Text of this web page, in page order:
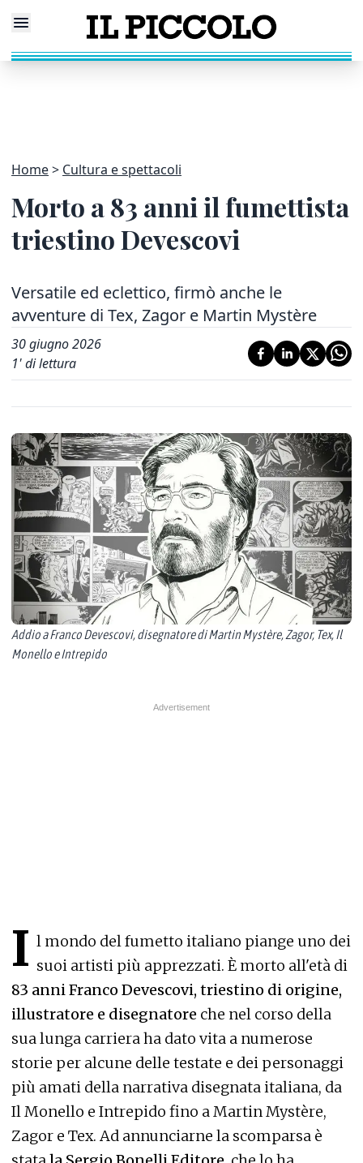
Home Cultura e spettacoli
Morto a 83 anni il fumettista
triestino Devescovi
Versatile ed eclettico, firmò anche le
avventure di Tex, Zagor e Martin Mystère
30 giugno 2026
1' di lettura
Addio a Franco Devescovi, disegnatore di Martin Mystère, Zagor, Tex, Il
Monello e Intrepido
I l mondo del fumetto italiano piange uno dei
suoi artisti più apprezzati. È morto all'età di
83 anni Franco Devescovi, triestino di origine,
illustratore e disegnatore che nel corso della
sua lunga carriera ha dato vita a numerose
storie per alcune delle testate e dei personaggi
più amati della narrativa disegnata italiana, da
Il Monello e Intrepido fino a Martin Mystère,
Zagor e Tex. Ad annunciarne la scomparsa è